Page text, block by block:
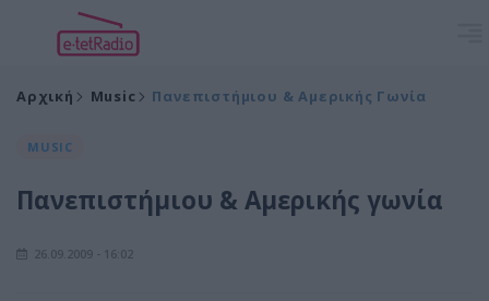
Αρχική Music Πανεπιστήμιου & Αμερικής Γωνία
MUSIC
Πανεπιστήμιου & Αμερικής γωνία
26.09.2009 - 16:02